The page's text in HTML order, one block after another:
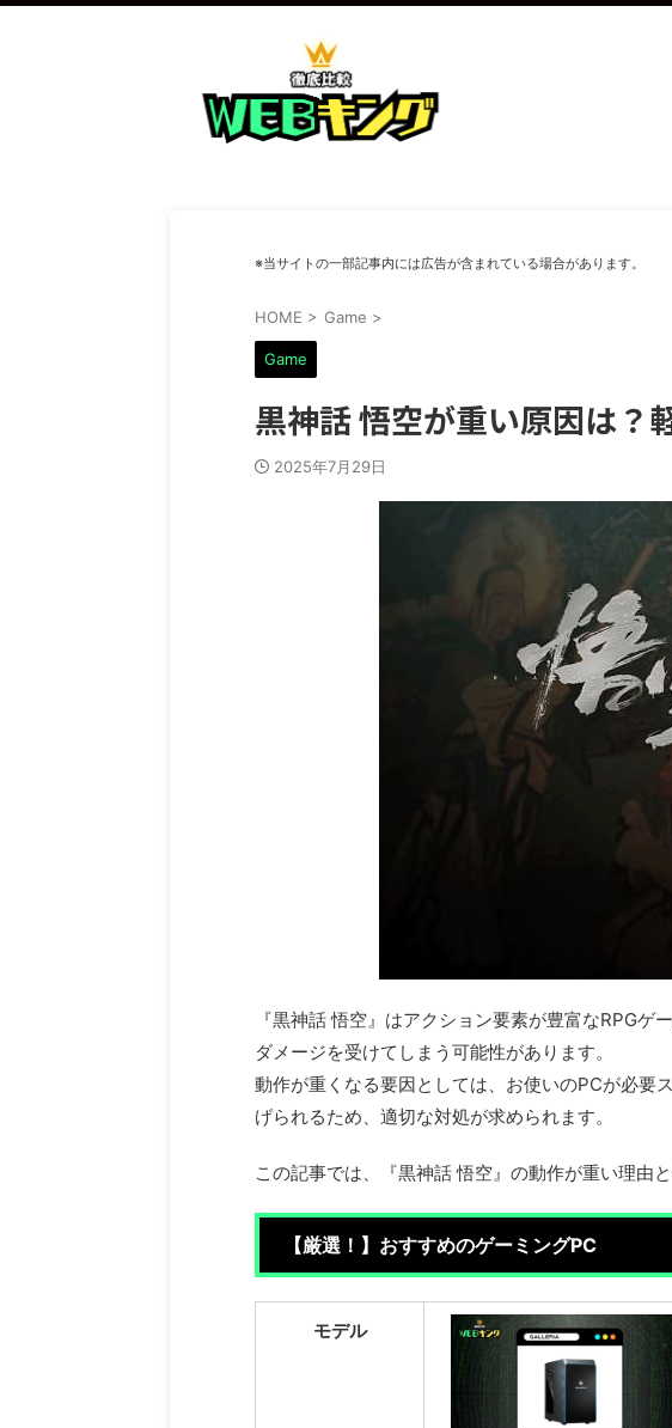
※当サイトの一部記事内には広告が含まれている場合があります。
HOME > Game >
Game
黒神話 悟空が重い原因は？
2025年7月29日
『黒神話 悟空』はアクション要素が豊富なRPG
ダメージを受けてしまう可能性があります。
動作が重くなる要因としては、お使いのPCが必要
げられるため、適切な対処が求められます。
この記事では、『黒神話 悟空』の動作が重い理由
【厳選！】おすすめのゲーミングPC
モデル